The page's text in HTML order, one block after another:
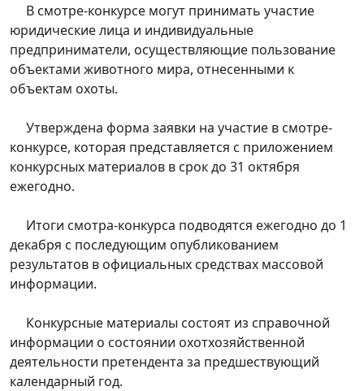
В смотре-конкурсе могут принимать участие
юридические лица и индивидуальные
предприниматели, осуществляющие пользование
объектами животного мира, отнесенными к
объектам охоты.
Утверждена форма заявки на участие в смотре-
конкурсе, которая представляется с приложением
конкурсных материалов в срок до 31 октября
ежегодно.
Итоги смотра-конкурса подводятся ежегодно до 1
декабря с последующим опубликованием
результатов в официальных средствах массовой
информации.
Конкурсные материалы состоят из справочной
информации о состоянии охотхозяйственной
деятельности претендента за предшествующий
календарный год.